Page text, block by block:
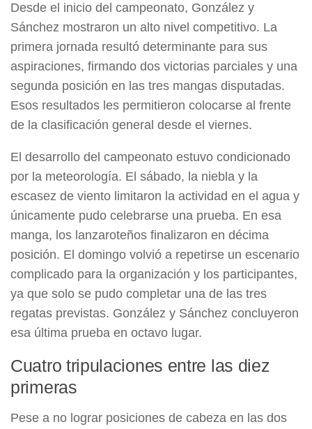
Desde el inicio del campeonato, González y
Sánchez mostraron un alto nivel competitivo. La
primera jornada resultó determinante para sus
aspiraciones, firmando dos victorias parciales y una
segunda posición en las tres mangas disputadas.
Esos resultados les permitieron colocarse al frente
de la clasificación general desde el viernes.
El desarrollo del campeonato estuvo condicionado
por la meteorología. El sábado, la niebla y la
escasez de viento limitaron la actividad en el agua y
únicamente pudo celebrarse una prueba. En esa
manga, los lanzaroteños finalizaron en décima
posición. El domingo volvió a repetirse un escenario
complicado para la organización y los participantes,
ya que solo se pudo completar una de las tres
regatas previstas. González y Sánchez concluyeron
esa última prueba en octavo lugar.
Cuatro tripulaciones entre las diez
primeras
Pese a no lograr posiciones de cabeza en las dos